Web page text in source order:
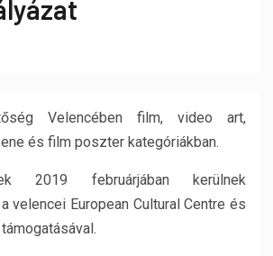
Velencében film, video art,
és film poszter kategóriákban.
2019 februárjában kerülnek
velencei European Cultural Centre és